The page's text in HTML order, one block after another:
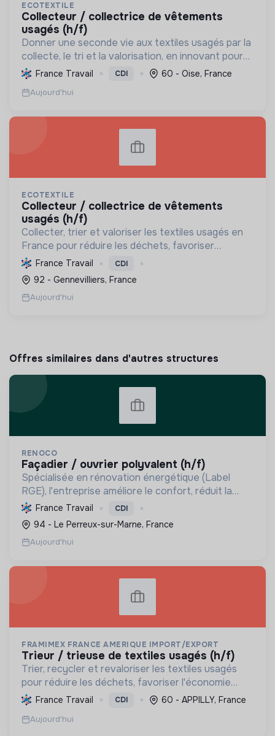
ECOTEXTILE
collecteur / collectrice de vêtements
usagés (h/f)
Donner une seconde vie aux textiles usagés par la
collecte, le tri et la valorisation, en innovant pour
une économie 100% circulaire et créatrice
d'emplois durables.
France Travail CDI 60 - Oise, France
Aujourd'hui
ECOTEXTILE
collecteur / collectrice de vêtements
usagés (h/f)
Collecter, trier et valoriser les textiles usagés en
France pour réduire les déchets, favoriser
l'économie circulaire et créer des emplois, tout en
développant des solutions innovantes.
France Travail CDI
92 - Gennevilliers, France
Aujourd'hui
Offres similaires dans d'autres structures
RENOCO
façadier / ouvrier polyvalent (h/f)
Spécialisée en rénovation énergétique (Label
RGE), l'entreprise améliore le confort, réduit la
consommation et les émissions de carbone par
l'isolation, les menuiseries et la ventilation, rendant
les ...
France Travail CDI
94 - Le Perreux-sur-Marne, France
Aujourd'hui
FRAMIMEX FRANCE AMERIQUE IMPORT/EXPORT
trieur / trieuse de textiles usagés (h/f)
Trier, recycler et revaloriser les textiles usagés
pour réduire les déchets, favoriser l'économie
circulaire et minimiser l'impact environnemental de
l'industrie textile.
France Travail CDI 60 - APPILLY, France
Aujourd'hui